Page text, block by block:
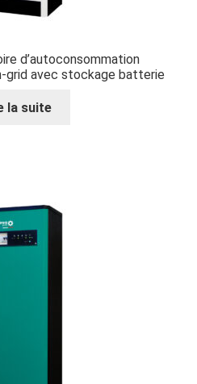
d’autoconsommation
grid avec stockage batterie
la suite